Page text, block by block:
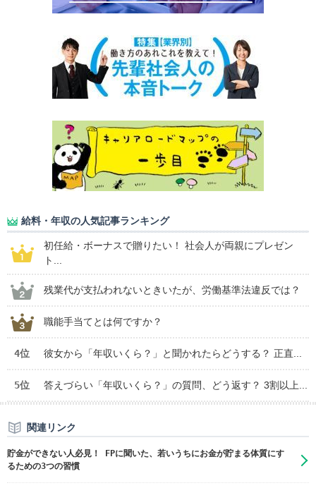
給料・年収の人気記事ランキング
初任給・ボーナスで贈りたい！ 社会人が両親にプレゼン
ト...
残業代が支払われないときいたが、労働基準法違反では？
職能手当てとは何ですか？
4位 彼女から「年収いくら？」と聞かれたらどうする？ 正直...
5位 答えづらい「年収いくら？」の質問、どう返す？ 3割以上...
関連リンク
貯金ができない人必見！ FPに聞いた、若いうちにお金が貯まる体質にす
るための3つの習慣